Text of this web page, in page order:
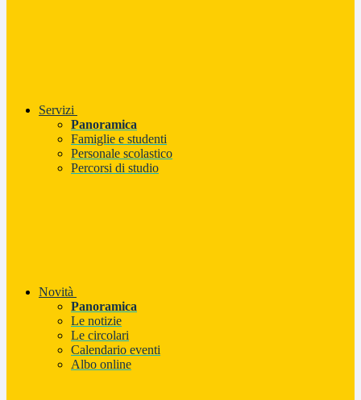
Servizi
Panoramica
Famiglie e studenti
Personale scolastico
Percorsi di studio
Novità
Panoramica
Le notizie
Le circolari
Calendario eventi
Albo online